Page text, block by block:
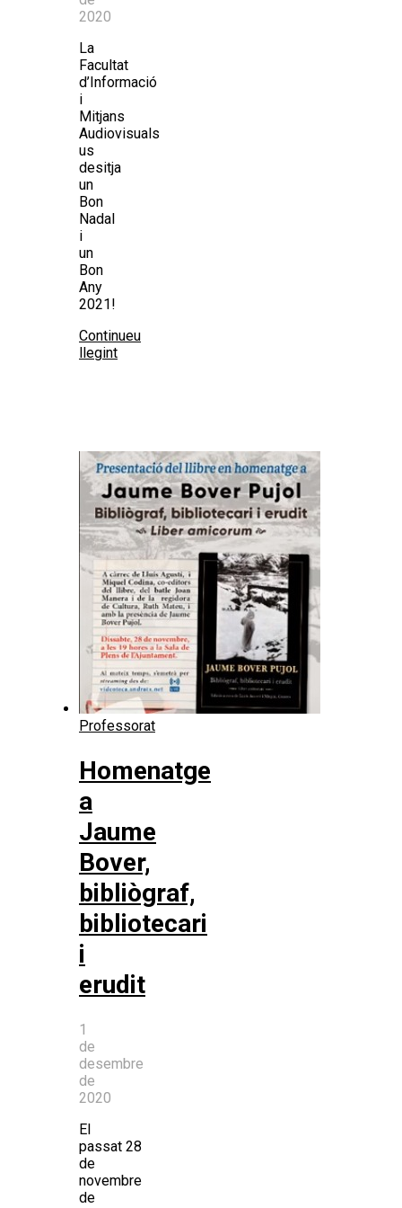
2020
La
Facultat
d’Informació
i
Mitjans
Audiovisuals
us
desitja
un
Bon
Nadal
i
un
Bon
Any
2021!
Continueu
llegint
Professorat
Homenatge
a
Jaume
Bover,
bibliògraf,
bibliotecari
i
erudit
1
de
desembre
de
2020
El
passat 28
de
novembre
de